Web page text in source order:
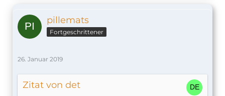
pillemats
Fortgeschrittener
26. Januar 2019
Zitat von det